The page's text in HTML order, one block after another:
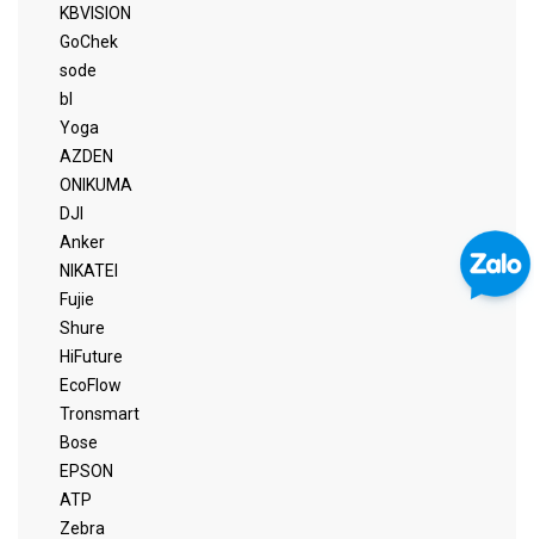
KBVISION
GoChek
sode
bl
Yoga
AZDEN
ONIKUMA
DJI
Anker
NIKATEI
Fujie
Shure
HiFuture
EcoFlow
Tronsmart
Bose
EPSON
ATP
Zebra